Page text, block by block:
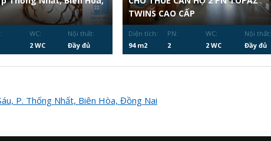
WC:
2 WC
Nội thất:
Đầy đủ
TWINS CAO CẤP
Diện tích:
94 m2
PN:
2
WC:
2 WC
Nội thất:
Đầy đủ
P. Thống Nhất, Biên Hòa, Đồng Nai